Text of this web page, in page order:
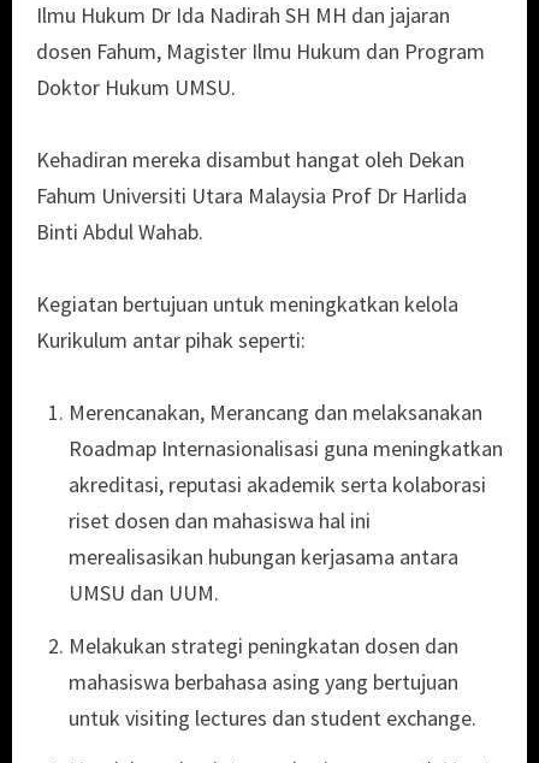
Ilmu Hukum Dr Ida Nadirah SH MH dan jajaran
dosen Fahum, Magister Ilmu Hukum dan Program
Doktor Hukum UMSU.
Kehadiran mereka disambut hangat oleh Dekan
Fahum Universiti Utara Malaysia Prof Dr Harlida
Binti Abdul Wahab.
Kegiatan bertujuan untuk meningkatkan kelola
Kurikulum antar pihak seperti:
Merencanakan, Merancang dan melaksanakan
Roadmap Internasionalisasi guna meningkatkan
akreditasi, reputasi akademik serta kolaborasi
riset dosen dan mahasiswa hal ini
merealisasikan hubungan kerjasama antara
UMSU dan UUM.
Melakukan strategi peningkatan dosen dan
mahasiswa berbahasa asing yang bertujuan
untuk visiting lectures dan student exchange.